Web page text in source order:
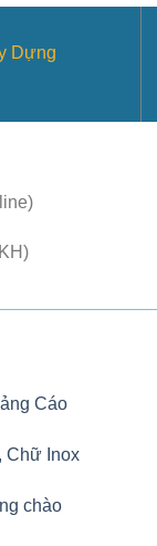
Dựng
Cáo
Chữ Inox
chào